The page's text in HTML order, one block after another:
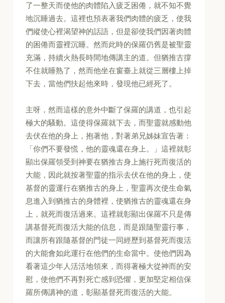
了一整天而使他的肉體陷入疲乏困倦，就不知不覺
地沉睡過去。這裡也預表著我們肉體的疲乏，使我
們縱使心裡渴望神的話語，但是卻使我們因著肉體
的困倦而靈裡沉睡。然而此時的保羅仍舊是被聖靈
充滿，持續火熱長時間地傳講主的道。但猶推古撐
不住就睡熟了，然而他坐在窗臺上就從三層樓上掉
下去，當他們扶起他來時，發現他已經死了。
主呀，然而這樣的意外中斷了保羅的講道，也引起
極大的騷動。這使得保羅就下去，而聖靈就感動他
去伏在他的身上，抱著他，對著弟兄姊妹宣告著：
「你們不要發慌，他的靈魂還在身上。」這裡就彰
顯出保羅領受到神要在猶推古身上施行死而復活的
大能，因此就按著聖靈的指示去伏在他的身上，使
基督的靈運行在猶推古的身上，聖靈再次使生命氣
息進入到猶推古的身體裡，使猶推古的靈魂還在身
上，就死而復活過來。這裡就彰顯出保羅不只是傳
講基督死而復活大能的信息，而是跟隨聖靈行事，
而讓所有跟隨基督的門徒一同經歷到基督死而復活
的大能會如此運行在他們的生命當中。使他們因為
看著這少年人活活地領來，而得著極大從神而的安
慰，使他們不再對死亡感到恐懼，更加堅定相信保
羅所傳講神的道，彰顯基督死而復活的大能。